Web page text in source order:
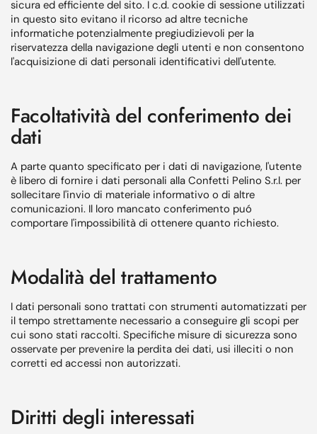
sicura ed efficiente del sito. I c.d. cookie di sessione utilizzati
in questo sito evitano il ricorso ad altre tecniche
informatiche potenzialmente pregiudizievoli per la
riservatezza della navigazione degli utenti e non consentono
l'acquisizione di dati personali identificativi dell'utente.
Facoltatività del conferimento dei
dati
A parte quanto specificato per i dati di navigazione, l'utente
è libero di fornire i dati personali alla Confetti Pelino S.r.l. per
sollecitare l'invio di materiale informativo o di altre
comunicazioni. Il loro mancato conferimento puó
comportare l'impossibilità di ottenere quanto richiesto.
Modalità del trattamento
I dati personali sono trattati con strumenti automatizzati per
il tempo strettamente necessario a conseguire gli scopi per
cui sono stati raccolti. Specifiche misure di sicurezza sono
osservate per prevenire la perdita dei dati, usi illeciti o non
corretti ed accessi non autorizzati.
Diritti degli interessati